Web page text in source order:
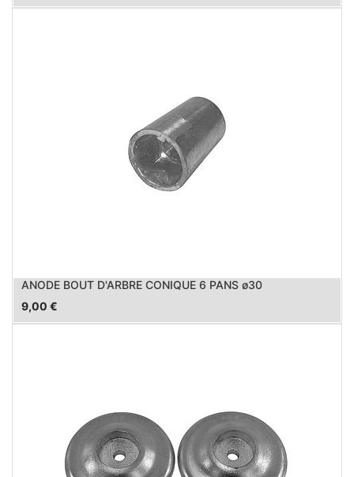
ANODE BOUT D'ARBRE CONIQUE 6 PANS ø30
9,00 €